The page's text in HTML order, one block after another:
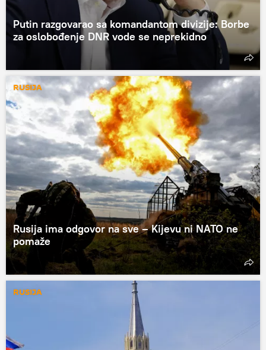
Putin razgovarao sa komandantom divizije: Borbe
za oslobođenje DNR vode se neprekidno
RUSIJA
Rusija ima odgovor na sve – Kijevu ni NATO ne
pomaže
RUSIJA